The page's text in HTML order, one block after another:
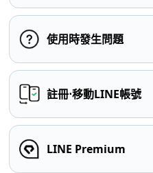
使用時發生問題
註冊⋅移動LINE帳號
LINE Premium